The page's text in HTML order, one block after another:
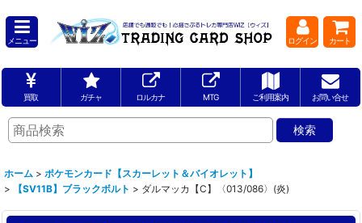
メニュー ログイン カート
買取 ガチャ ロルカナ MTG ご利用案内 お問い合せ
ホーム > ポケモンカード【スカーレット＆バイオレット】
>
【SV11B】ブラックボルト > ダルマッカ【C】〈013/086〉(炎)